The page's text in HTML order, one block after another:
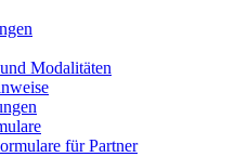
Modalitäten
für Partner